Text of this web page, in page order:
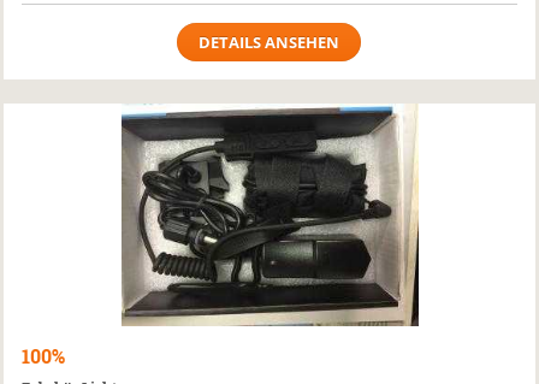
DETAILS ANSEHEN
100%